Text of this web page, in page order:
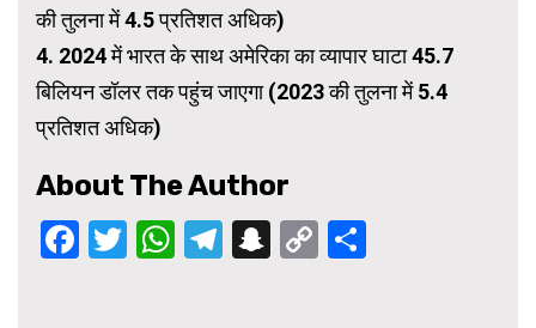
की तुलना में 4.5 प्रतिशत अधिक)
4. 2024 में भारत के साथ अमेरिका का व्यापार घाटा 45.7
बिलियन डॉलर तक पहुंच जाएगा (2023 की तुलना में 5.4
प्रतिशत अधिक)
About The Author
Facebook
Twitter
WhatsApp
Telegram
Snapchat
Copy